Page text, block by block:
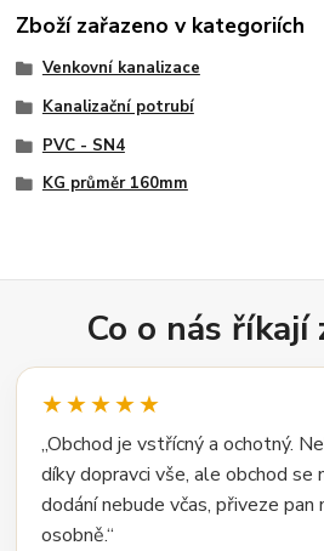
Zboží zařazeno v kategoriích
Venkovní kanalizace
Kanalizační potrubí
PVC - SN4
KG průměr 160mm
Co o nás říkají
★★★★★
„Obchod je vstřícný a ochotný.
díky dopravci vše, ale obchod se
dodání nebude včas, přiveze
osobně.“